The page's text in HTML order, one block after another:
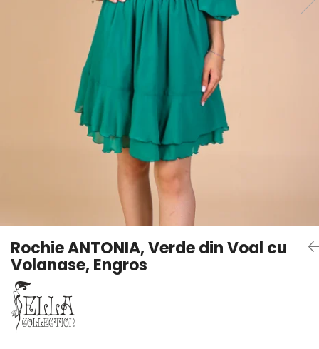
Rochie ANTONIA, Verde din Voal cu
Volanase, Engros